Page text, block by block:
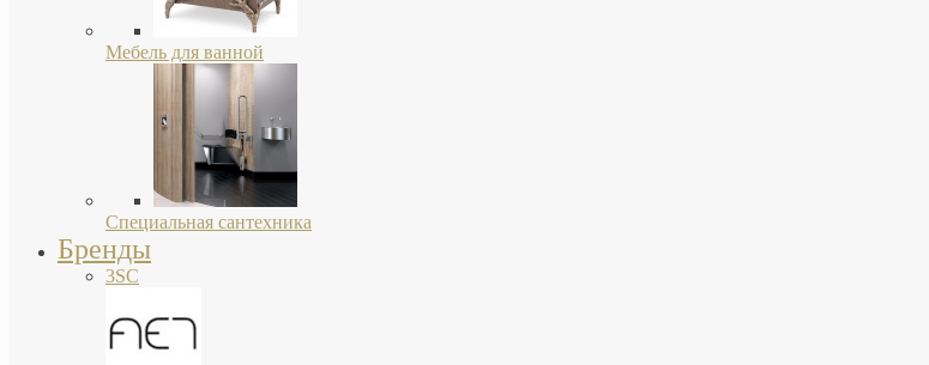
Мебель для ванной
Специальная сантехника
Бренды
3SC